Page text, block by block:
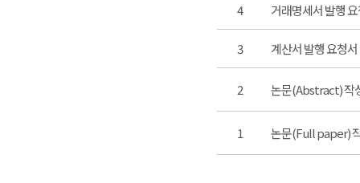
4 거래명세서 발행
3 계산서 발행 요청서
2 논문(Abstract) 작
1 논문(Full paper)